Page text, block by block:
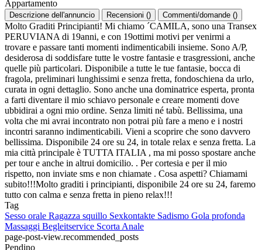
Appartamento
Descrizione dell'annuncio Recensioni () Commenti/domande ()
Molto Graditi Principianti! Mi chiamo ´CAMILA, sono una Transex
PERUVIANA di 19anni, e con 19ottimi motivi per venirmi a
trovare e passare tanti momenti indimenticabili insieme. Sono A/P,
desiderosa di soddisfare tutte le vostre fantasie e trasgressioni, anche
quelle più particolari. Disponibile a tutte le tue fantasie, bocca di
fragola, preliminari lunghissimi e senza fretta, fondoschiena da urlo,
curata in ogni dettaglio. Sono anche una dominatrice esperta, pronta
a farti diventare il mio schiavo personale e creare momenti dove
ubbidirai a ogni mio ordine. Senza limiti né tabù. Bellissima, una
volta che mi avrai incontrato non potrai più fare a meno e i nostri
incontri saranno indimenticabili. Vieni a scoprire che sono davvero
bellissima. Disponibile 24 ore su 24, in totale relax e senza fretta. La
mia città principale è TUTTA ITALIA , ma mi posso spostare anche
per tour e anche in altrui domicilio. . Per cortesia e per il mio
rispetto, non inviate sms e non chiamate . Cosa aspetti? Chiamami
subito!!!Molto graditi i principianti, disponibile 24 ore su 24, faremo
tutto con calma e senza fretta in pieno relax!!!
Tag
Sesso orale Ragazza squillo Sexkontakte Sadismo Gola profonda
Massaggi Begleitservice Scorta Anale
page-post-view.recommended_posts
Pendino